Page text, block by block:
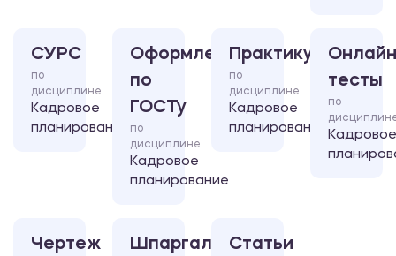
СУРС
по
дисциплине
Кадровое
планирование
Оформление
по
ГОСТу
по
дисциплине
Кадровое
планирование
Практикум
по
дисциплине
Кадровое
планирование
тесты
по
Кадровое
Чертеж ШпаргалкаСтатьи